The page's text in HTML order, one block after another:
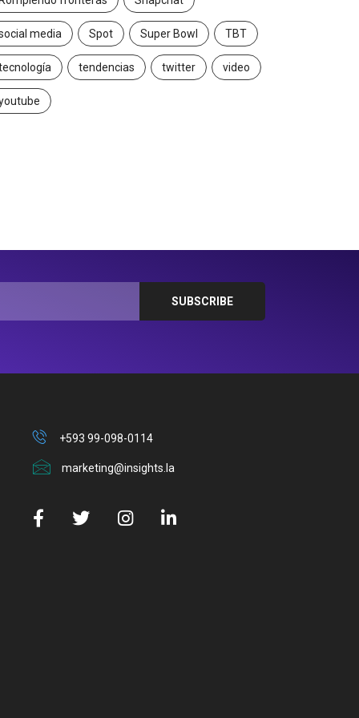
media Spot Super Bowl TBT
tendencias twitter video
+593 99-098-0114
marketing@insights.la